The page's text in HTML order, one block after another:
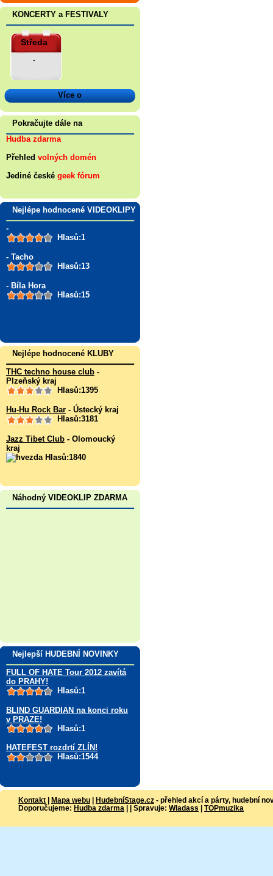
KONCERTY a FESTIVALY
Středa
.
Více o
Pokračujte dále na
Hudba zdarma
Přehled volných domén
Jediné české geek fórum
Nejlépe hodnocené VIDEOKLIPY
-
Hlasů:1
- Tacho
Hlasů:13
- Bíla Hora
Hlasů:15
Nejlépe hodnocené KLUBY
THC techno house club -
Plzeňský kraj
Hlasů:1395
Hu-Hu Rock Bar - Ústecký kraj
Hlasů:3181
Jazz Tibet Club - Olomoucký
kraj
Hlasů:1840
Náhodný VIDEOKLIP ZDARMA
Nejlepší HUDEBNÍ NOVINKY
FULL OF HATE Tour 2012 zavítá
do PRAHY!
Hlasů:1
BLIND GUARDIAN na konci roku
v PRAZE!
Hlasů:1
HATEFEST rozdrtí ZLÍN!
Hlasů:1544
Kontakt | Mapa webu | HudebníStage.cz - přehled akcí a párty, hudební
Doporučujeme: Hudba zdarma | | Spravuje: Wladass | TOPmuzika